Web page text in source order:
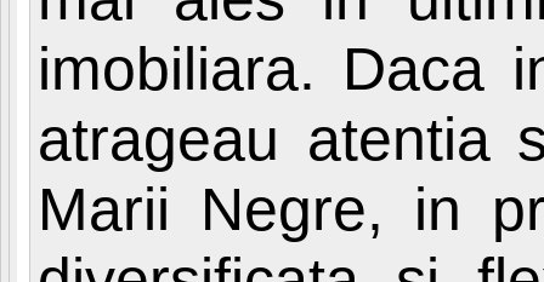
imobiliara. Daca
atrageau atentia
Marii Negre, in